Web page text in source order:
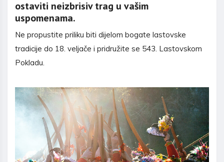
ostaviti neizbrisiv trag u vašim
uspomenama.
Ne propustite priliku biti dijelom bogate lastovske
tradicije do 18. veljače i pridružite se 543. Lastovskom
Pokladu.